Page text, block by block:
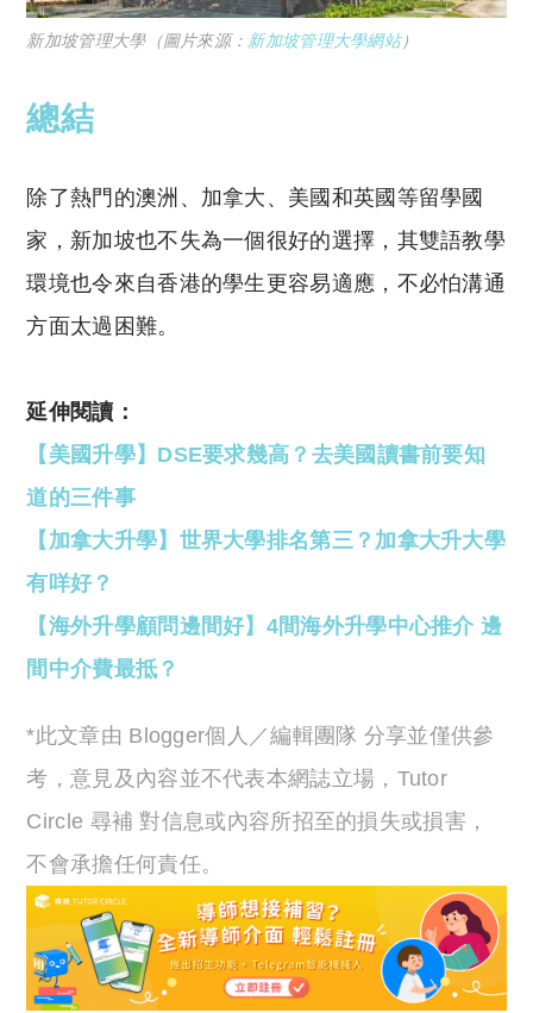
新加坡管理大學（圖片來源： 新加坡管理大學網站）
總結
除了熱門的澳洲、加拿大、美國和英國等留學國
家，新加坡也不失為一個很好的選擇，其雙語教學
環境也令來自香港的學生更容易適應，不必怕溝通
方面太過困難。
延伸閱讀：
【美國升學】DSE要求幾高？去美國讀書前要知
道的三件事
【加拿大升學】世界大學排名第三？加拿大升大學
有咩好？
【海外升學顧問邊間好】4間海外升學中心推介 邊
間中介費最抵？
*此文章由 Blogger個人／編輯團隊 分享並僅供參
考，意見及內容並不代表本網誌立場，Tutor
Circle 尋補 對信息或內容所招至的損失或損害，
不會承擔任何責任。